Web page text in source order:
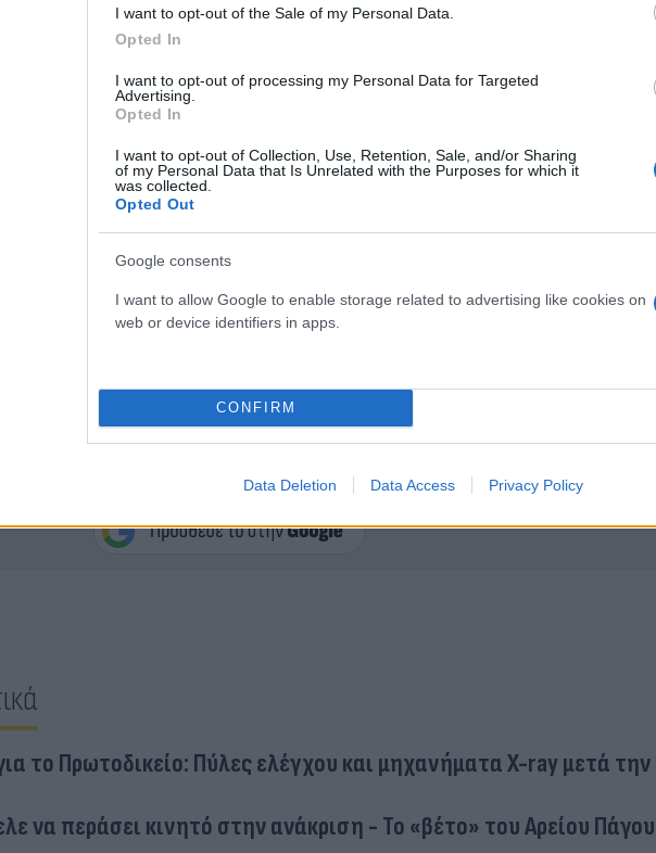
I want to opt-out of the Sale of my Personal Data.
Opted In
I want to opt-out of processing my Personal Data for Targeted
Advertising.
Opted In
I want to opt-out of Collection, Use, Retention, Sale, and/or Sharing
of my Personal Data that Is Unrelated with the Purposes for which it
was collected.
Opted Out
Google consents
I want to allow Google to enable storage related to advertising like cookies on
web or device identifiers in apps.
CONFIRM
Data Deletion Data Access Privacy Policy
των φωτιστικών, τα οποία, όπως υποστήριξε, είναι παλαιά
κινδύνους για δικαστικούς λειτουργούς, δικηγόρους αλλά
και αμέσως κατέβηκε να δει σε τι κατάσταση βρισκόμουν. Το
διεξάγονταν κανονικά. Δεν ήμουν μόνη μου στην αίθουσα. Υπήρχαν
τραυματίστηκε κανείς», συμπλήρωσε η δικηγόρος.
και δες περισσότερο Flash.grστην αναζήτηση τηςGoogle
το Πρωτοδικείο: Πύλες ελέγχου και μηχανήματα X-ray μετά
να περάσει κινητό στην ανάκριση - Το «βέτο» του Αρείου Πάγου